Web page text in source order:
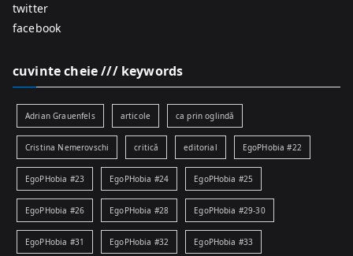
twitter
facebook
cuvinte cheie /// keywords
Adrian Grauenfels articole ca prin oglindă
Cristina Nemerovschi critică editorial EgoPHobia #22
EgoPHobia #23 EgoPHobia #24 EgoPHobia #25
EgoPHobia #26 EgoPHobia #28 EgoPHobia #29-30
EgoPHobia #31 EgoPHobia #32 EgoPHobia #33